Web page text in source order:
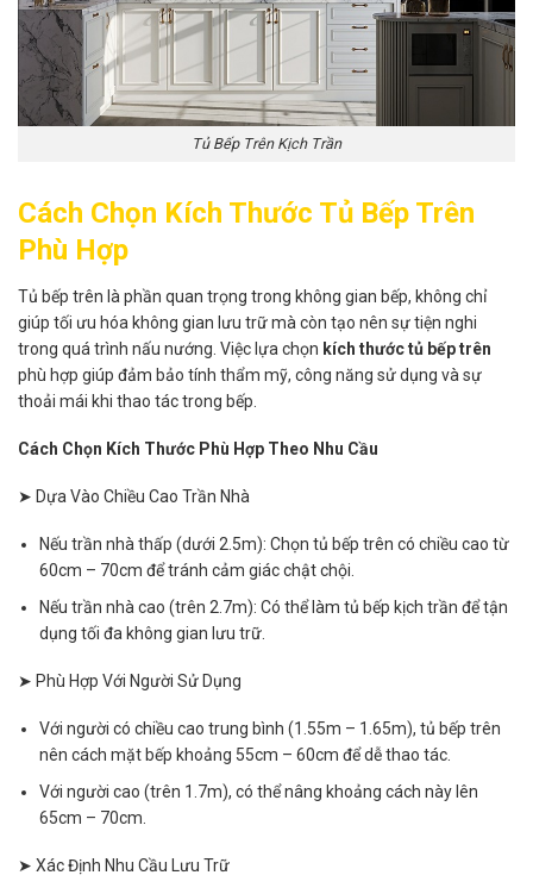
Tủ Bếp Trên Kịch Trần
Cách Chọn Kích Thước Tủ Bếp Trên
Phù Hợp
Tủ bếp trên là phần quan trọng trong không gian bếp, không chỉ
giúp tối ưu hóa không gian lưu trữ mà còn tạo nên sự tiện nghi
trong quá trình nấu nướng. Việc lựa chọn kích thước tủ bếp trên
phù hợp giúp đảm bảo tính thẩm mỹ, công năng sử dụng và sự
thoải mái khi thao tác trong bếp.
Cách Chọn Kích Thước Phù Hợp Theo Nhu Cầu
➤ Dựa Vào Chiều Cao Trần Nhà
Nếu trần nhà thấp (dưới 2.5m): Chọn tủ bếp trên có chiều cao từ
60cm – 70cm để tránh cảm giác chật chội.
Nếu trần nhà cao (trên 2.7m): Có thể làm tủ bếp kịch trần để tận
dụng tối đa không gian lưu trữ.
➤ Phù Hợp Với Người Sử Dụng
Với người có chiều cao trung bình (1.55m – 1.65m), tủ bếp trên
nên cách mặt bếp khoảng 55cm – 60cm để dễ thao tác.
Với người cao (trên 1.7m), có thể nâng khoảng cách này lên
65cm – 70cm.
➤ Xác Định Nhu Cầu Lưu Trữ